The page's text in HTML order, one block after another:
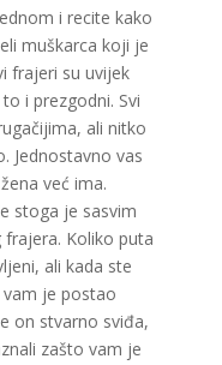
i recite kako
muškarca koji je
frajeri su uvijek
i prezgodni. Svi
ali nitko
Jednostavno vas
već ima.
stoga je sasvim
Koliko puta
ali kada ste
je postao
on stvarno sviđa,
zašto vam je
poruke
min
tarot, visak, feng
snova,